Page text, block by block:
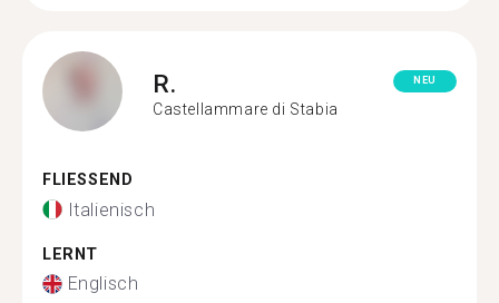
R.
Castellammare di Stabia
NEU
FLIESSEND
Italienisch
LERNT
Englisch